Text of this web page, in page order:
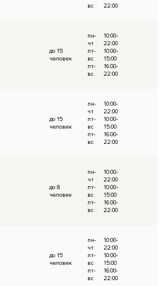
в момент подписания
внизу этой страницы)
взнос является
Арендатора или его
выплаты штрафа при
территории центра.
10:00-15:00 или
больше времени, это